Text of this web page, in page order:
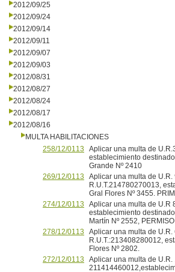
2012/09/25
2012/09/24
2012/09/14
2012/09/11
2012/09/07
2012/09/03
2012/08/31
2012/08/27
2012/08/24
2012/08/17
2012/08/16
MULTA HABILITACIONES
258/12/0113
Aplicar una multa de
establecimiento
Grande Nº 2410
269/12/0113
Aplicar una multa de
R.U.T.214780270013,
Gral Flores Nº 3455.
274/12/0113
Aplicar una multa de U.R
establecimiento
Martín Nº 2552,
278/12/0113
Aplicar una multa de U.R.
R.U.T.:213408280012,
Flores Nº 2802.
272/12/0113
Aplicar una multa de U.R.